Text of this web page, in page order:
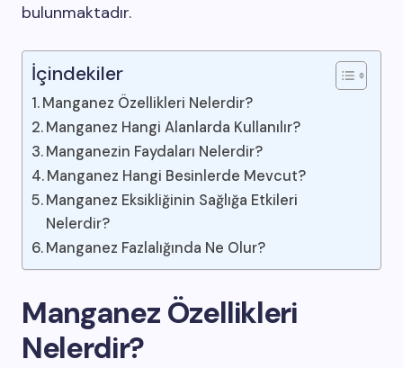
bulunmaktadır.
İçindekiler
Manganez Özellikleri Nelerdir?
Manganez Hangi Alanlarda Kullanılır?
Manganezin Faydaları Nelerdir?
Manganez Hangi Besinlerde Mevcut?
Manganez Eksikliğinin Sağlığa Etkileri
Nelerdir?
Manganez Fazlalığında Ne Olur?
Manganez Özellikleri
Nelerdir?